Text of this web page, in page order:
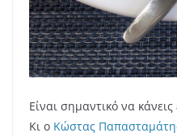
Είναι σημαντικό να
Κι ο Κώστας